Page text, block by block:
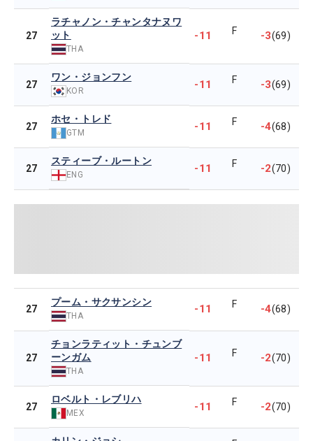
27
ラチャノン・チャンタナヌワ
ット
THA
-11 F -3(69)
27
ワン・ジョンフン
KOR -11 F -3(69)
27
ホセ・トレド
GTM -11 F -4(68)
27
スティーブ・ルートン
ENG -11 F -2(70)
27
プーム・サクサンシン
THA
-11 F -4(68)
27
チョンラティット・チュンブ
ーンガム
THA
-11 F -2(70)
27
ロベルト・レブリハ
MEX -11 F -2(70)